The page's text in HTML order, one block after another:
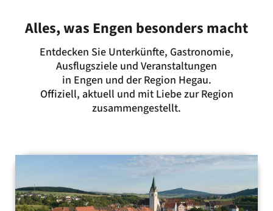
Alles, was Engen besonders macht
Entdecken Sie Unterkünfte, Gastronomie,
Ausflugsziele und Veranstaltungen
in Engen und der Region Hegau.
Offiziell, aktuell und mit Liebe zur Region
zusammengestellt.